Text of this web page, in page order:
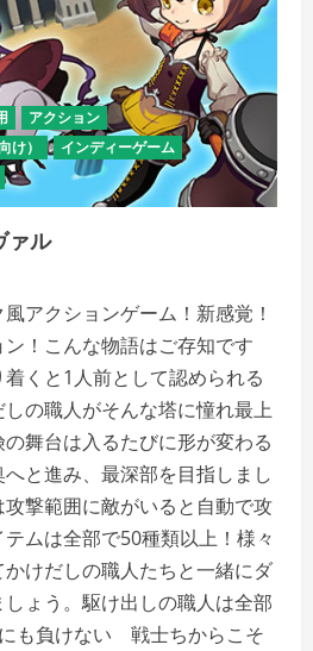
アクション
け）
インディーゲーム
ァル
アクションゲーム！新感覚！
！こんな物語はご存知です
くと1人前として認められる
の職人がそんな塔に憧れ最上
舞台は入るたびに形が変わる
と進み、最深部を目指しまし
撃範囲に敵がいると自動で攻
ムは全部で50種類以上！様々
けだしの職人たちと一緒にダ
ょう。駆け出しの職人は全部
も負けない 戦士ちからこそ